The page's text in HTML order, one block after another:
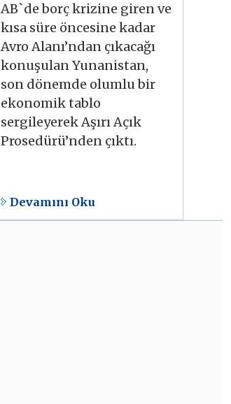
AB`de borç krizine giren ve
kısa süre öncesine kadar
Avro Alanı’ndan çıkacağı
konuşulan Yunanistan,
son dönemde olumlu bir
ekonomik tablo
sergileyerek Aşırı Açık
Prosedürü’nden çıktı.
Devamını Oku